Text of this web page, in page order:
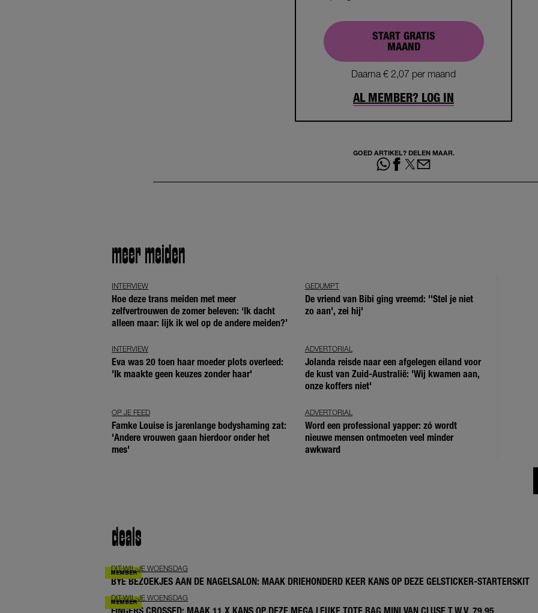
START GRATIS
MAAND
Daarna € 2,07 per maand
AL MEMBER? LOG IN
GOED ARTIKEL? DELEN MAAR.
meer meiden
INTERVIEW
Hoe deze trans meiden met meer
zelfvertrouwen de zomer beleven: ‘Ik dacht
alleen maar: lijk ik wel op de andere meiden?’
GEDUMPT
De vriend van Bibi ging vreemd: ''Stel je niet
zo aan', zei hij'
INTERVIEW
Eva was 20 toen haar moeder plots overleed:
'Ik maakte geen keuzes zonder haar'
ADVERTORIAL
Jolanda reisde naar een afgelegen eiland voor
de kust van Zuid-Australië: 'Wij kwamen aan,
onze koffers niet'
OP JE FEED
Famke Louise is jarenlange bodyshaming zat:
'Andere vrouwen gaan hierdoor onder het
mes'
ADVERTORIAL
Word een professional yapper: zó wordt
nieuwe mensen ontmoeten veel minder
awkward
deals
DIT-WIL-JE WOENSDAG
BYE BEZOEKJES AAN DE NAGELSALON: MAAK DRIEHONDERD KEER KANS OP DEZE GELSTICKER-STARTERSKIT
DIT-WIL-JE WOENSDAG